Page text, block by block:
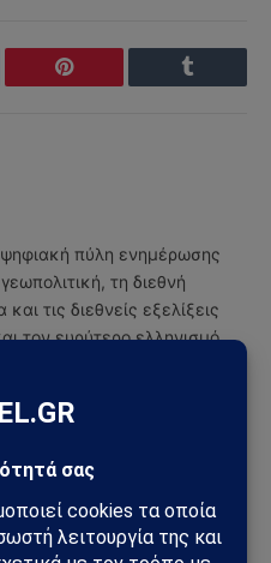
Pinterest Tumblr
ψηφιακή πύλη ενημέρωσης
τη διεθνή
τις διεθνείς εξελίξεις
τον ευρύτερο ελληνισμό.